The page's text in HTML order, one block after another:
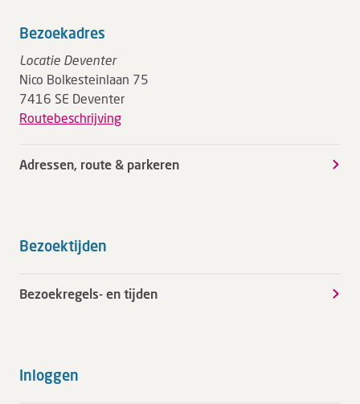
Bezoekadres
Locatie Deventer
Nico Bolkesteinlaan 75
7416 SE Deventer
Routebeschrijving
Adressen, route & parkeren
Bezoektijden
Bezoekregels- en tijden
Inloggen